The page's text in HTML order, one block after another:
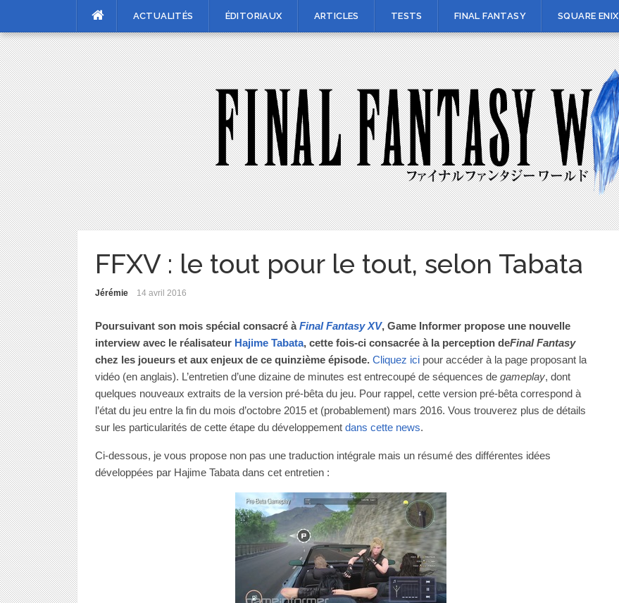
content
ACTUALITÉS ÉDITORIAUX ARTICLES TESTS FINAL FANTASY SQUARE ENIX
FFXV : le tout pour le tout, selon Tabata
Jérémie 14 avril 2016
Poursuivant son mois spécial consacré à Final Fantasy XV, Game Informer propose une nouvelle
interview avec le réalisateur Hajime Tabata, cette fois-ci consacrée à la perception deFinal Fantasy
chez les joueurs et aux enjeux de ce quinzième épisode. Cliquez icipour accéder à la page proposant la
vidéo (en anglais). L’entretien d’une dizaine de minutes est entrecoupé de séquences de gameplay, dont
quelques nouveaux extraits de la version pré-bêta du jeu. Pour rappel, cette version pré-bêta correspond à
l’état du jeu entre la fin du mois d’octobre 2015 et (probablement) mars 2016. Vous trouverez plus de détails
sur les particularités de cette étape du développement dans cette news.
Ci-dessous, je vous propose non pas une traduction intégrale mais un résumé des différentes idées
développées par Hajime Tabata dans cet entretien :